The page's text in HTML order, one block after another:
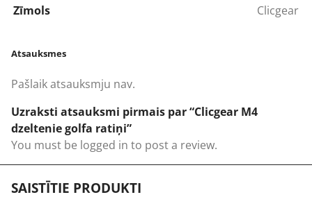
Zīmols
Clicgear
Atsauksmes
Pašlaik atsauksmju nav.
Uzraksti atsauksmi pirmais par “Clicgear M4
dzeltenie golfa ratiņi”
You must be logged in to post a review.
SAISTĪTIE PRODUKTI